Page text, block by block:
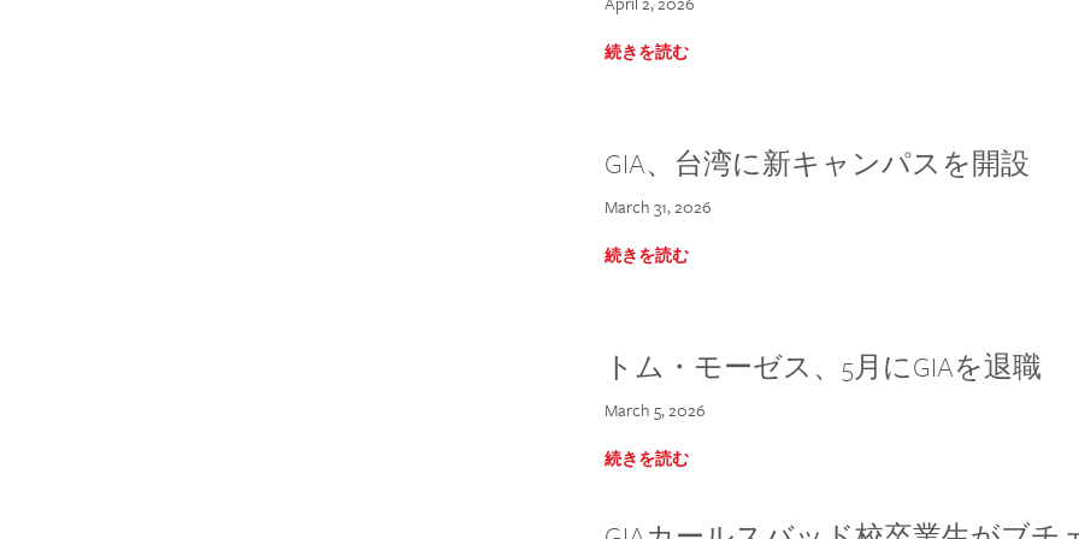
続きを読む
GIA、台湾に新キャンパスを開設
March 31, 2026
続きを読む
トム・モーゼス、5月にGIAを退職
March 5, 2026
続きを読む